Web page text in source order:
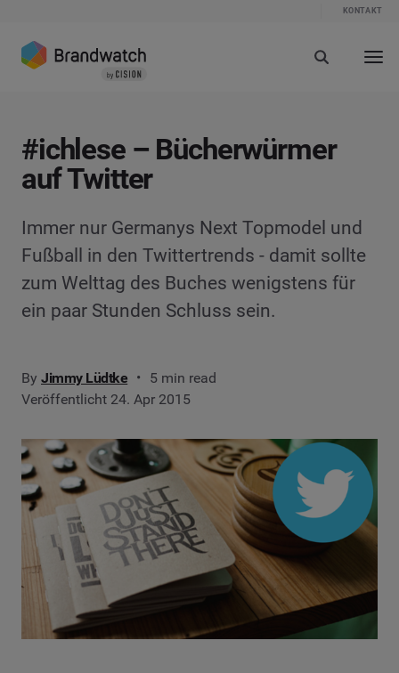
KONTAKT
#ichlese – Bücherwürmer
auf Twitter
Immer nur Germanys Next Topmodel und
Fußball in den Twittertrends - damit sollte
zum Welttag des Buches wenigstens für
ein paar Stunden Schluss sein.
By Jimmy Lüdtke
5 min read
Veröffentlicht 24. Apr 2015